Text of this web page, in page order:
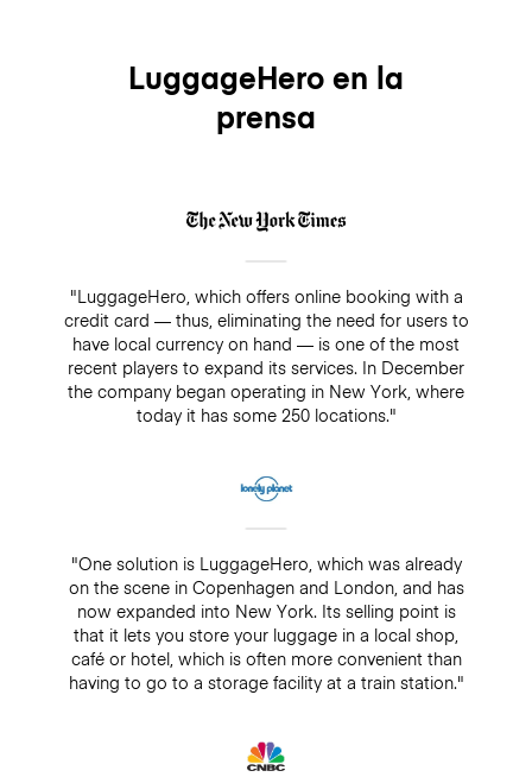
LuggageHero en la
prensa
"LuggageHero, which offers online booking with a
credit card — thus, eliminating the need for users to
have local currency on hand — is one of the most
recent players to expand its services. In December
the company began operating in New York, where
today it has some 250 locations."
"One solution is LuggageHero, which was already
on the scene in Copenhagen and London, and has
now expanded into New York. Its selling point is
that it lets you store your luggage in a local shop,
café or hotel, which is often more convenient than
having to go to a storage facility at a train station."